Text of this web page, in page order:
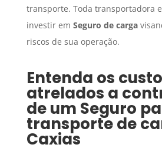
transporte. Toda transportadora
investir em Seguro de carga
riscos de sua operação.
Entenda os
atrelados a
de um Seguro
transporte de
Caxias